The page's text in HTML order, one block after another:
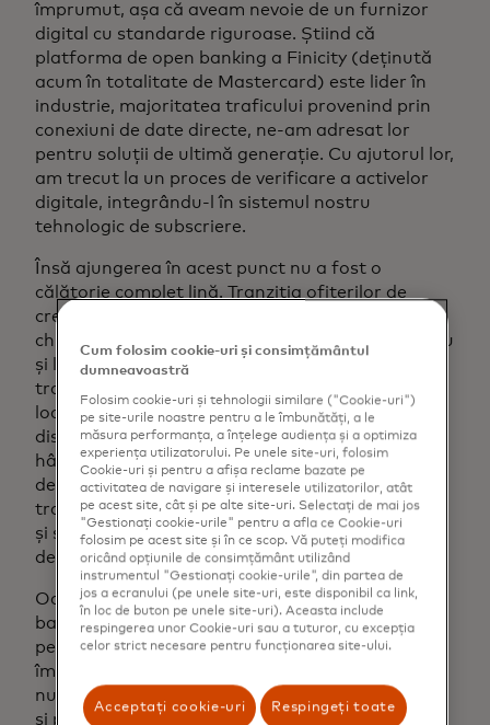
împrumut, așa că aveam nevoie de un furnizor
digital cu standarde riguroase. Știind că
platforma de open banking a Finicity (deținută
acum în totalitate de Mastercard) este lider în
industrie, majoritatea traficului provenind prin
conexiuni de date directe, ne-am adresat lor
pentru soluții de ultimă generație. Cu ajutorul lor,
am trecut la un proces de verificare a activelor
digitale, integrându-l în sistemul nostru
tehnologic de subscriere.
Însă ajungerea în acest punct nu a fost o
călătorie complet lină. Tranziția ofițerilor de
credit la un proces digital a fost o provocare,
chiar dacă a sporit eficiența fluxurilor lor de lucru
și le-a extins fluxul de lucru. Metodele
tradiționale de verificare a activelor, veniturilor și
locului de muncă al unui debitor sunt pe cale de
dispariție, dar încă rezistă. Documentele pe
hârtie, apelurile telefonice, e-mailurile, fișierele
de date structurate și tehnologiile digitale
tradiționale își au locul lor, dar cea mai eficientă
și sigură modalitate de a verifica informațiile
debitorilor este prin conexiuni de date directe.
Odată ce un împrumutat și-a dat permisiunea,
banca furnizează un token care poate fi utilizat
pentru a accesa direct datele financiare ale
împrumutatului. Asta înseamnă că acreditările
nu sunt stocate, ceea ce face procesul mai sigur
și permite accesul direct la datele contului de
Cum folosim cookie-uri și consimțământul
dumneavoastră
Folosim cookie-uri și tehnologii similare ("Cookie-uri")
pe site-urile noastre pentru a le îmbunătăți, a le
măsura performanța, a înțelege audiența și a optimiza
experiența utilizatorului. Pe unele site-uri, folosim
Cookie-uri și pentru a afișa reclame bazate pe
activitatea de navigare și interesele utilizatorilor, atât
pe acest site, cât și pe alte site-uri. Selectați de mai jos
"Gestionați cookie-urile" pentru a afla ce Cookie-uri
folosim pe acest site și în ce scop. Vă puteți modifica
oricând opțiunile de consimțământ utilizând
instrumentul "Gestionați cookie-urile", din partea de
jos a ecranului (pe unele site-uri, este disponibil ca link,
în loc de buton pe unele site-uri). Aceasta include
respingerea unor Cookie-uri sau a tuturor, cu excepția
celor strict necesare pentru funcționarea site-ului.
Acceptați cookie-uri Respingeți toate